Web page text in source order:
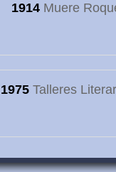
1914Muere
1975Talleres